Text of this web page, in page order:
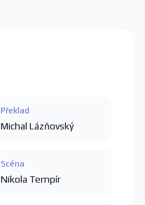
Překlad
Michal Lázňovský
Scéna
Nikola Tempír